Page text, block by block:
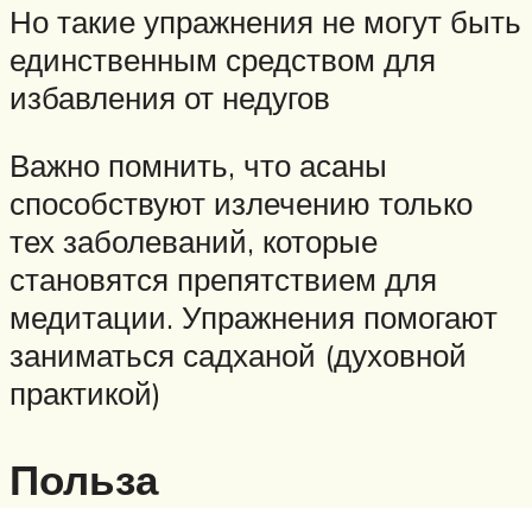
Но такие упражнения не могут быть
единственным средством для
избавления от недугов
Важно помнить, что асаны
способствуют излечению только
тех заболеваний, которые
становятся препятствием для
медитации. Упражнения помогают
заниматься садханой (духовной
практикой)
Польза